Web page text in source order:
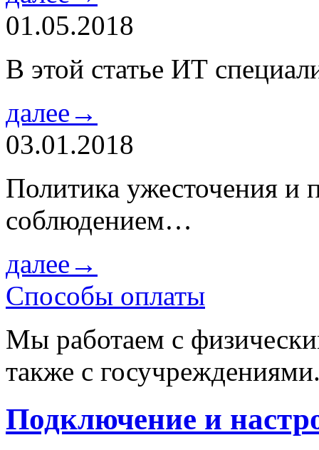
01.05.2018
В этой статье ИТ
далее→
03.01.2018
Политика ужесточения и
соблюдением…
далее→
Способы оплаты
Мы работаем с
также с
Подключение и